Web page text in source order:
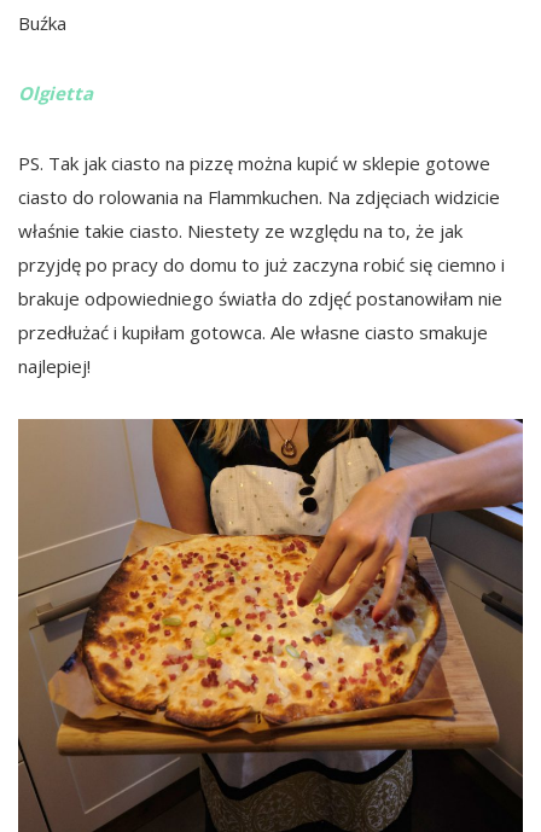
Buźka
Olgietta
PS. Tak jak ciasto na pizzę można kupić w sklepie gotowe
ciasto do rolowania na Flammkuchen. Na zdjęciach widzicie
właśnie takie ciasto. Niestety ze względu na to, że jak
przyjdę po pracy do domu to już zaczyna robić się ciemno i
brakuje odpowiedniego światła do zdjęć postanowiłam nie
przedłużać i kupiłam gotowca. Ale własne ciasto smakuje
najlepiej!